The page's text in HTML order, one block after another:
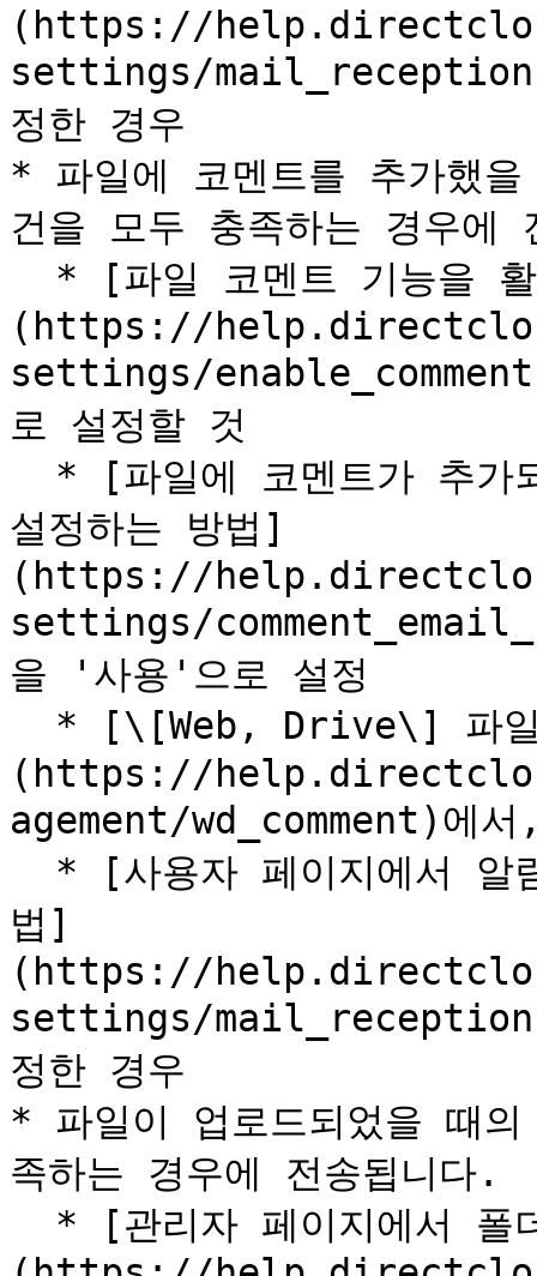
(https://
settings/mail_reception)
정한 경우
* 파일에 코멘트를 추가했
건을 모두 충족하는 경우에
(https://
settings/
로 설정할 것
설정하는 방법]
(https://
settings/
을 '사용'으로 설정
(https://
agement/wd_comment)에
법]
(https://
settings/mail_reception)
정한 경우
* 파일이 업로드되었을 때
족하는 경우에 전송됩니다.